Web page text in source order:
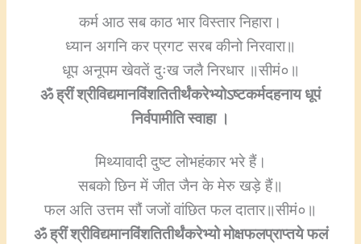
कर्म आठ सब काठ भार विस्तार निहारा।
ध्यान अगनि कर प्रगट सरब कीनो निरवारा॥
धूप अनूपम खेवतें दुःख जलै निरधार ॥सीमं०॥
ॐ ह्रीं श्रीविद्यमानविंशतितीर्थंकरेभ्योऽष्टकर्मदहनाय धूपं
निर्वपामीति स्वाहा ।
मिथ्यावादी दुष्ट लोभहंकार भरे हैं।
सबको छिन में जीत जैन के मेरु खड़े हैं॥
फल अति उत्तम सौं जजों वांछित फल दातार॥सीमं०॥
ॐ ह्रीं श्रीविद्यमानविंशतितीर्थंकरेभ्यो मोक्षफलप्राप्तये फलं